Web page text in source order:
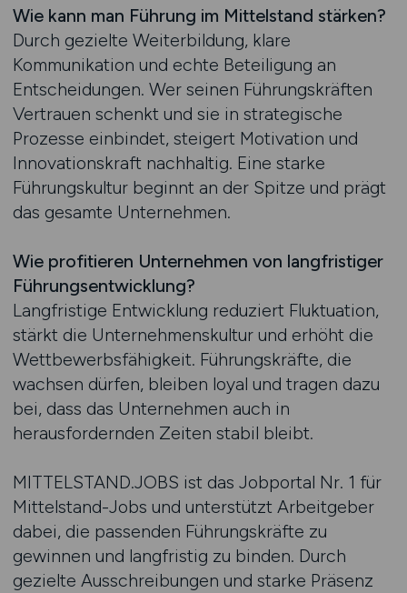
Wie kann man Führung im Mittelstand stärken?
Durch gezielte Weiterbildung, klare
Kommunikation und echte Beteiligung an
Entscheidungen. Wer seinen Führungskräften
Vertrauen schenkt und sie in strategische
Prozesse einbindet, steigert Motivation und
Innovationskraft nachhaltig. Eine starke
Führungskultur beginnt an der Spitze und prägt
das gesamte Unternehmen.
Wie profitieren Unternehmen von langfristiger
Führungsentwicklung?
Langfristige Entwicklung reduziert Fluktuation,
stärkt die Unternehmenskultur und erhöht die
Wettbewerbsfähigkeit. Führungskräfte, die
wachsen dürfen, bleiben loyal und tragen dazu
bei, dass das Unternehmen auch in
herausfordernden Zeiten stabil bleibt.
MITTELSTAND.JOBS ist das Jobportal Nr. 1 für
Mittelstand-Jobs und unterstützt Arbeitgeber
dabei, die passenden Führungskräfte zu
gewinnen und langfristig zu binden. Durch
gezielte Ausschreibungen und starke Präsenz